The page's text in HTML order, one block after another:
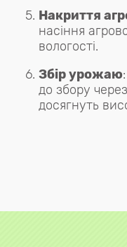
Накриття
насіння
вологості.
Збір урожаю
до збору
досягнуть